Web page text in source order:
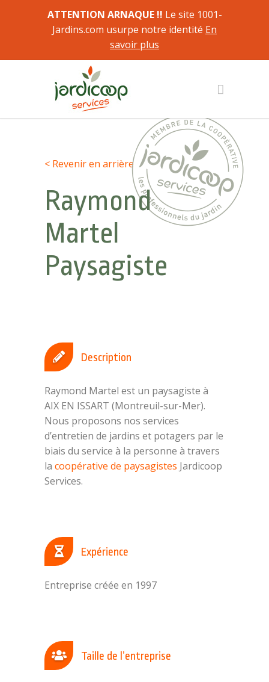
ATTENTION ARNAQUE !! Le site 1001-
Jardins.com usurpe notre identité En
savoir plus
< Revenir en arrière
Raymond
Martel
Paysagiste
Description
Raymond Martel est un paysagiste à
AIX EN ISSART (Montreuil-sur-Mer).
Nous proposons nos services
d’entretien de jardins et potagers par le
biais du service à la personne à travers
la coopérative de paysagistes Jardicoop
Services.
Expérience
Entreprise créée en 1997
Taille de l’entreprise